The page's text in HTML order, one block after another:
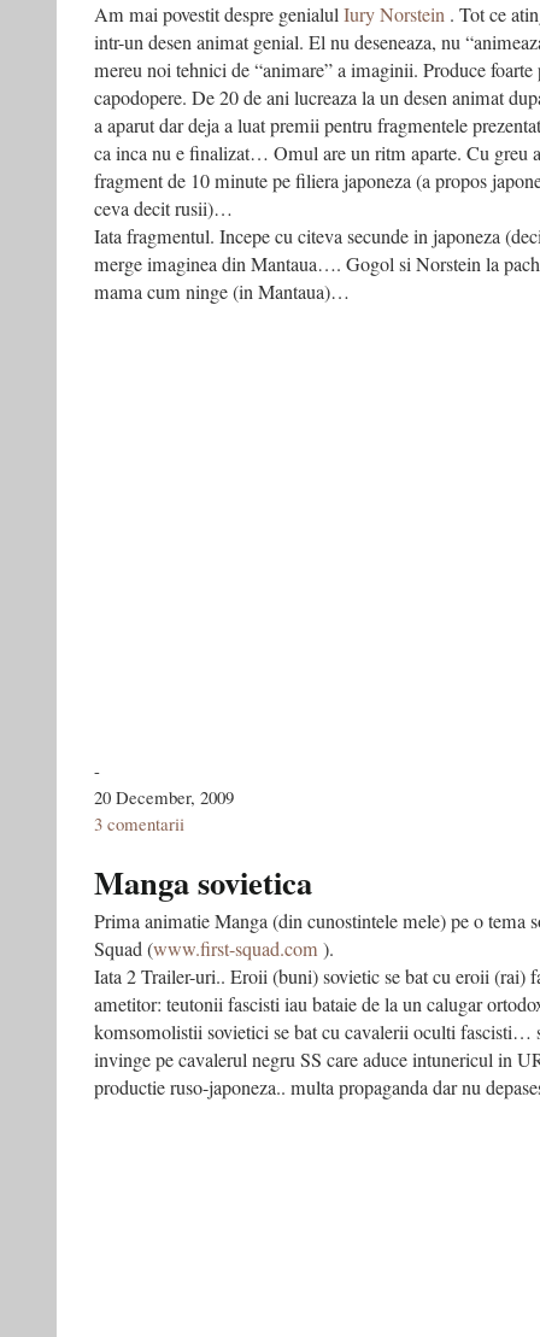
din
Rusia
Am mai povestit despre genialulIury Norstein . Tot ce
intr-un desen animat genial. El nu deseneaza, nu
mereu noi tehnici de “animare” a imaginii. Produce foarte
capodopere. De 20 de ani lucreaza la un desen animat
a aparut dar deja a luat premii pentru fragmentele
ca inca nu e finalizat… Omul are un ritm aparte. Cu greu
fragment de 10 minute pe filiera japoneza (a propos
ceva decit rusii)…
Iata fragmentul. Incepe cu citeva secunde in japoneza
merge imaginea din Mantaua…. Gogol si Norstein la
mama cum ninge (in Mantaua)…
-
20 December, 2009
3 comentarii
Manga sovietica
Prima animatie Manga (din cunostintele mele) pe o tema
Squad (www.first-squad.com ).
Iata 2 Trailer-uri.. Eroii (buni) sovietic se bat cu eroii (rai)
ametitor: teutonii fascisti iau bataie de la un calugar
komsomolistii sovietici se bat cu cavalerii oculti fascisti…
invinge pe cavalerul negru SS care aduce intunericul in
productie ruso-japoneza.. multa propaganda dar nu